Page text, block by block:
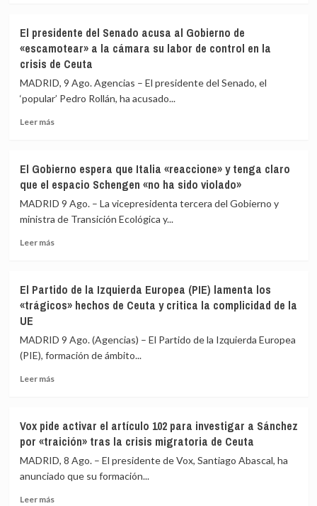
de
15.000
ceutíes
se
concentran
para
pedir
y
Europa
tras
crisis
migratoria
El presidente del Senado acusa al Gobierno de
«escamotear» a la cámara su labor de control en la
crisis de Ceuta
MADRID, 9 Ago. Agencias – El presidente del Senado, el
‘popular’ Pedro Rollán, ha acusado...
Leer másLeer
presidente
del
Senado
acusa
Gobierno
la
cámara
labor
control
en
Ceuta
El Gobierno espera que Italia «reaccione» y tenga claro
que el espacio Schengen «no ha sido violado»
MADRID 9 Ago. – La vicepresidenta tercera del Gobierno y
ministra de Transición Ecológica y...
Leer másLeer
Gobierno
espera
Italia
«reaccione»
y
tenga
espacio
Schengen
«no
sido
violado»
El Partido de la Izquierda Europea (PIE) lamenta los
«trágicos» hechos de Ceuta y critica la complicidad de la
UE
MADRID 9 Ago. (Agencias) – El Partido de la Izquierda Europea
(PIE), formación de ámbito...
Leer másLeer
Partido
de
la
Izquierda
Europea
(PIE)
Vox pide activar el artículo 102 para investigar a Sánchez
por «traición» tras la crisis migratoria de Ceuta
MADRID, 8 Ago. – El presidente de Vox, Santiago Abascal, ha
anunciado que su formación...
Leer másLeer